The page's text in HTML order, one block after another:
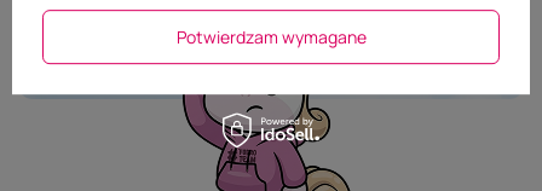
Potwierdzam wymagane